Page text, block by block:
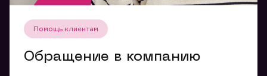
Помощь клиентам
Обращение в компанию